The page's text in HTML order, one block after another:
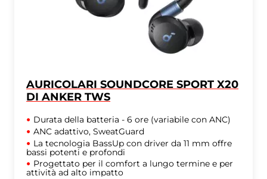
AURICOLARI SOUNDCORE SPORT X20
DI ANKER TWS
Durata della batteria - 6 ore (variabile con ANC)
ANC adattivo, SweatGuard
La tecnologia BassUp con driver da 11 mm offre
bassi potenti e profondi
Progettato per il comfort a lungo termine e per
attività ad alto impatto